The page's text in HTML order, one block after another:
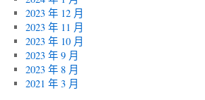
2023 年 12 月
2023 年 11 月
2023 年 10 月
2023 年 9 月
2023 年 8 月
2021 年 3 月